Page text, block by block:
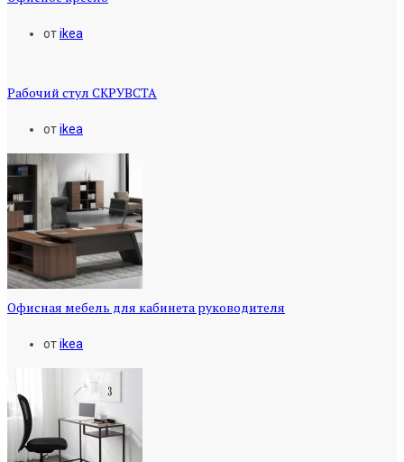
отikea
Рабочий стул СКРУВСТА
отikea
Офисная мебель для кабинета руководителя
отikea